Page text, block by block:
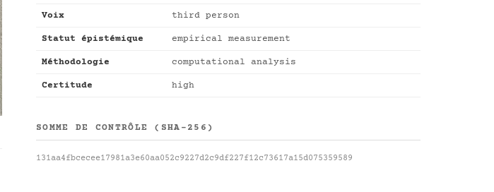
Voix third person
Statut épistémique empirical measurement
Méthodologie computational analysis
Certitude high
SOMME DE CONTRÔLE (SHA-256)
131aa4fbcecee17981a3e60aa052c9227d2c9df227f12c73617a15d075359589